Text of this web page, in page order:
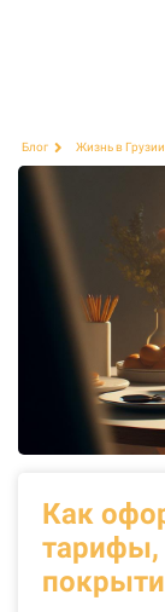
Блог Жизнь в Грузии
Как
тарифы,